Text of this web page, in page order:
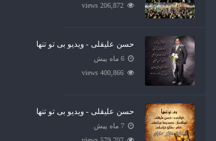
206,872 views
حسن علیقلی - ویدیو بی تو تنها
6 ماه پیش
400,866 views
حسن علیقلی - ویدیو بی تو تنها
7 ماه پیش